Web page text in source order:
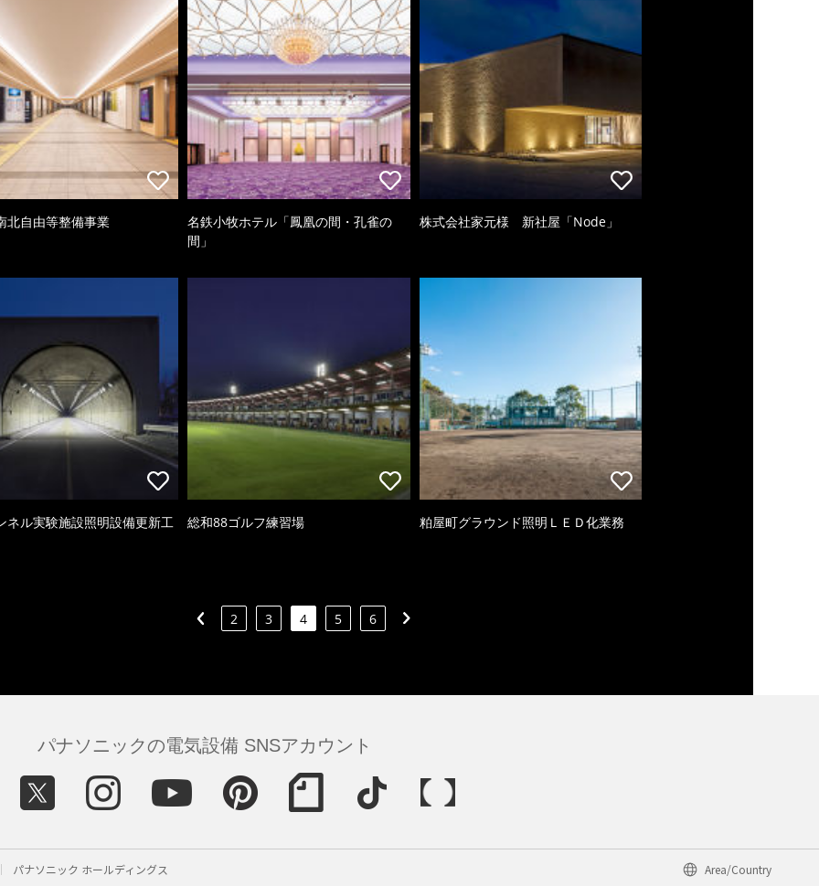
北自由等整備事業
名鉄小牧ホテル「鳳凰の間・孔雀の
間」
株式会社家元様 新社屋「Node」
ネル実験施設照明設備更新工 総和88ゴルフ練習場 粕屋町グラウンド照明ＬＥＤ化業務
2 3 4 5 6
パナソニックの電気設備 SNSアカウント
パナソニック ホールディングス Area/Country